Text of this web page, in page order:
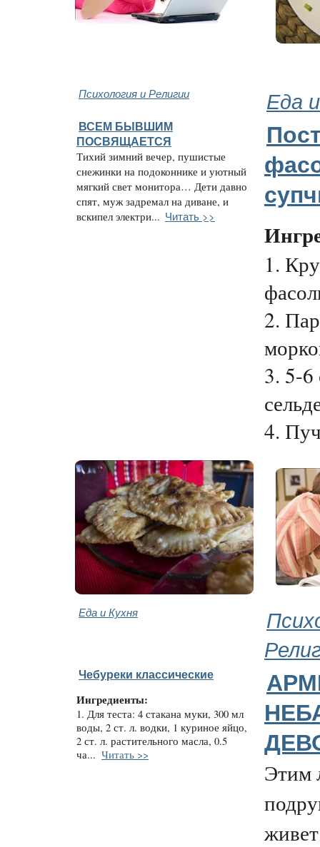
Психология и Религии Еда
ВСЕМ БЫВШИМ
ПОСВЯЩАЕТСЯ
Тихий зимний вечер, пушистые
снежинки на подоконнике и уютный
мягкий свет монитора… Дети давно
спят, муж задремал на диване, и
вскипел электри... Читать >>
1.
2.
3. 5-6
4.
Еда и Кухня
Чебуреки классические
Ингредиенты:
1. Для теста: 4 стакана муки, 300 мл
воды, 2 ст. л. водки, 1 куриное яйцо,
2 ст. л. растительного масла, 0.5
ча... Читать >>
Этим